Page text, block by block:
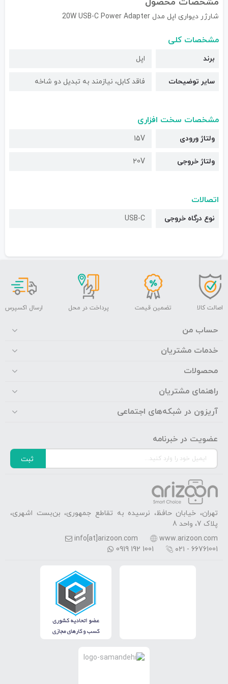
شارژر دیواری اپل مدل 20W USB-C Power Adapter
مشخصات کلی
برند اپل
سایر توضیحات فاقد کابل، نیازمند به تبدیل دو شاخه
مشخصات سخت افزاری
ولتاژ ورودی 15V
ولتاژ خروجی 20V
اتصالات
نوع درگاه خروجی USB-C
اصالت کالا تضمین قیمت پرداخت در محل ارسال اکسپرس
حساب من
خدمات مشتریان
محصولات
راهنمای مشتریان
آریزون در شبکه‌های اجتماعی
عضویت در خبرنامه
ثبت
تهران، خیابان حافظ، نرسیده به تقاطع جمهوری، بن‌بست اشهری،
پلاک 7، واحد 8
www.arizoon.com
info[at]arizoon.com
۰۲۱ - 66761001
0919 192 1001